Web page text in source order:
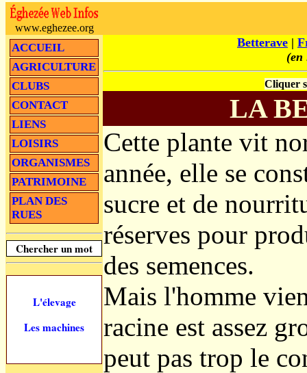
www.eghezee.org
ACCUEIL
AGRICULTURE
CLUBS
CONTACT
LIENS
LOISIRS
ORGANISMES
PATRIMOINE
PLAN DES
RUES
Chercher un mot
L'élevage
Les machines
Betterave |
(en
Cliquer
LA
Cette plante vit
année, elle se
sucre et de
réserves pour
des semences.
Mais l'homme
racine est assez
peut pas trop le